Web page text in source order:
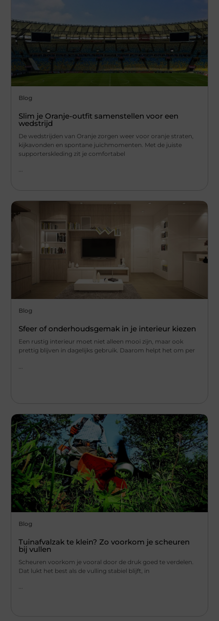
Blog
Slim je Oranje-outfit samenstellen voor een
wedstrijd
De wedstrijden van Oranje zorgen weer voor oranje straten,
kijkavonden en spontane juichmomenten. Met de juiste
supporterskleding zit je comfortabel
...
Blog
Sfeer of onderhoudsgemak in je interieur kiezen
Een rustig interieur moet niet alleen mooi zijn, maar ook
prettig blijven in dagelijks gebruik. Daarom helpt het om per
Blog
Tuinafvalzak te klein? Zo voorkom je scheuren
bij vullen
Scheuren voorkom je vooral door de druk goed te verdelen.
Dat lukt het best als de vulling stabiel blijft, in
...